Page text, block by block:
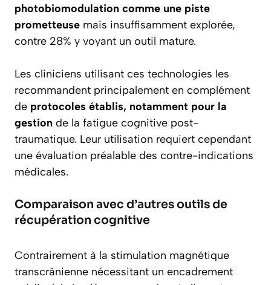
photobiomodulation comme une piste
prometteuse mais insuffisamment explorée,
contre 28% y voyant un outil mature.
Les cliniciens utilisant ces technologies les
recommandent principalement en complément
de protocoles établis, notamment pour la
gestion de la fatigue cognitive post-
traumatique. Leur utilisation requiert cependant
une évaluation préalable des contre-indications
médicales.
Comparaison avec d’autres outils de
récupération cognitive
Contrairement à la stimulation magnétique
transcrânienne nécessitant un encadrement